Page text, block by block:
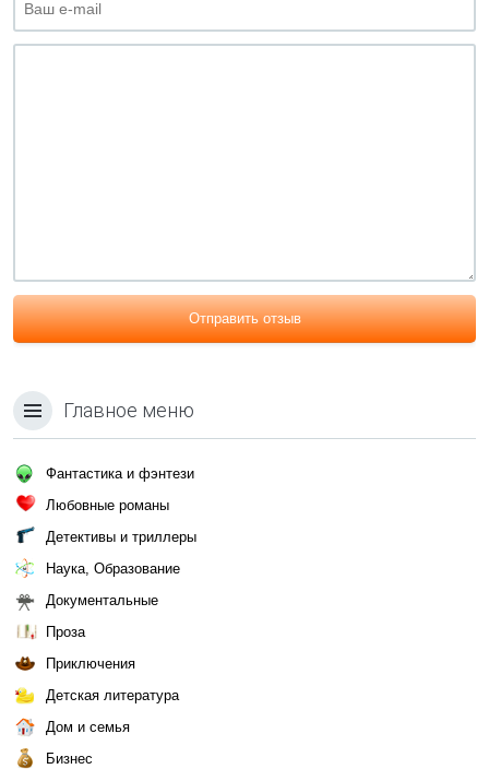
Отправить отзыв
Главное меню
Фантастика и фэнтези
Любовные романы
Детективы и триллеры
Наука, Образование
Документальные
Проза
Приключения
Детская литература
Дом и семья
Бизнес